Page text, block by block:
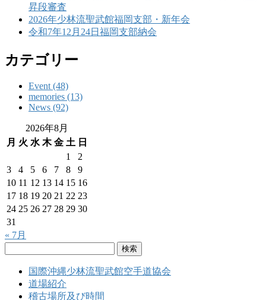
昇段審査
2026年少林流聖武館福岡支部・新年会
令和7年12月24日福岡支部納会
カテゴリー
Event (48)
memories (13)
News (92)
2026年8月
月 火 水 木 金 土 日
1
2
3
4 5 6 7 8
9
10 11 12 13 14 15 16
17 18 19 20 21 22 23
24 25 26 27 28 29 30
31
« 7月
国際沖縄少林流聖武館空手道協会
道場紹介
稽古場所及び時間